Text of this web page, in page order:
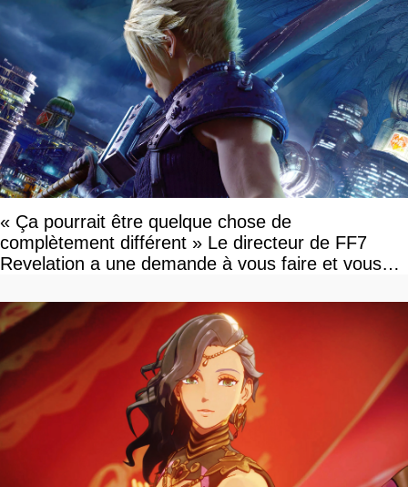
« Ça pourrait être quelque chose de
complètement différent » Le directeur de FF7
Revelation a une demande à vous faire et vous